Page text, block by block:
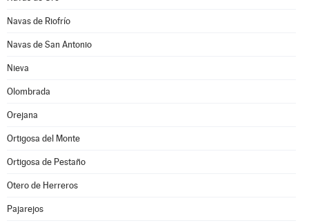
Navas de Riofrío
Navas de San Antonio
Nieva
Olombrada
Orejana
Ortigosa del Monte
Ortigosa de Pestaño
Otero de Herreros
Pajarejos